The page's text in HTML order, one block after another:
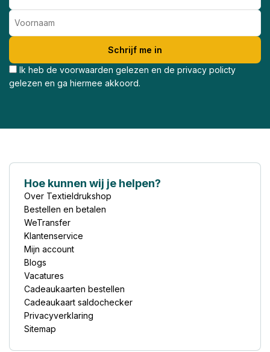
Ik heb de voorwaarden gelezen en de privacy policty
gelezen en ga hiermee akkoord.
Hoe kunnen wij je helpen?
Over Textieldrukshop
Bestellen en betalen
WeTransfer
Klantenservice
Mijn account
Blogs
Vacatures
Cadeaukaarten bestellen
Cadeaukaart saldochecker
Privacyverklaring
Sitemap